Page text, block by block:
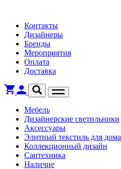
Контакты
Дизайнеры
Бренды
Мероприятия
Оплата
Доставка
Мебель
Дизайнерские светильники
Аксессуары
Элитный текстиль для дома
Коллекционный дизайн
Сантехника
Наличие